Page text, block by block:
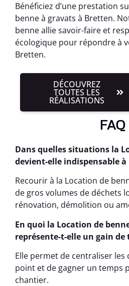
Bénéficiez d’une prestation
benne à gravats à Bretten.
benne allie savoir-faire et
écologique pour répondre à
Bretten.
DÉCOUVREZ
TOUTES LES
RÉALISATIONS
FAQ
Dans quelles situations la
devient-elle indispensable à
Recourir à la Location de
de gros volumes de déchets
rénovation, démolition ou
En quoi la Location de
représente-t-elle un gain de
Elle permet de centraliser les
point et de gagner un temps
chantier.